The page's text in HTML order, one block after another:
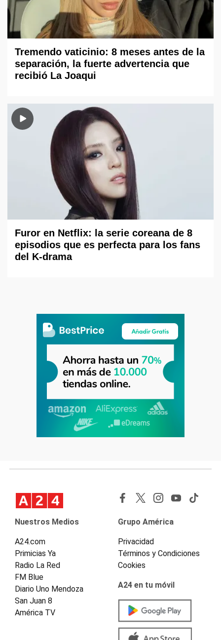
Tremendo vaticinio: 8 meses antes de la
separación, la fuerte advertencia que
recibió La Joaqui
Furor en Netflix: la serie coreana de 8
episodios que es perfecta para los fans
del K-drama
Nuestros Medios
A24.com
Primicias Ya
Radio La Red
FM Blue
Diario Uno Mendoza
San Juan 8
América TV
Grupo América
Privacidad
Términos y Condiciones
Cookies
A24 en tu móvil